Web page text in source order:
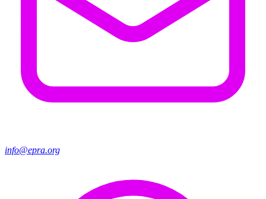
info@epra.org